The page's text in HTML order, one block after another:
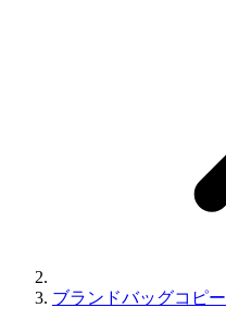
ブランドバッグコピー